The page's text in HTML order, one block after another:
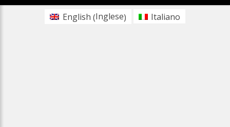
English (Inglese) Italiano